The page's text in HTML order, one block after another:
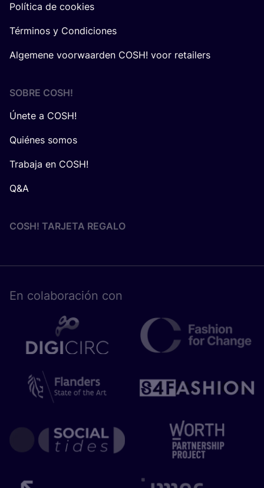
Política de cookies
Términos y Condiciones
Algemene voorwaarden COSH! voor retailers
SOBRE COSH!
Únete a COSH!
Quiénes somos
Trabaja en COSH!
Q&A
COSH! TARJETA REGALO
En cola­bo­ra­ción con